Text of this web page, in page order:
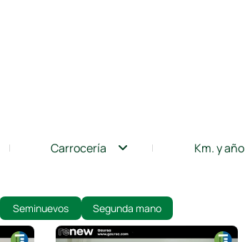
Carrocería Km. y año
Seminuevos Segunda mano